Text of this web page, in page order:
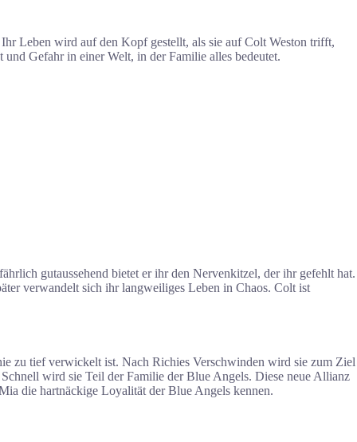
Leben wird auf den Kopf gestellt, als sie auf Colt Weston trifft,
Gefahr in einer Welt, in der Familie alles bedeutet.
gutaussehend bietet er ihr den Nervenkitzel, der ihr gefehlt hat.
verwandelt sich ihr langweiliges Leben in Chaos. Colt ist
zu tief verwickelt ist. Nach Richies Verschwinden wird sie zum Ziel
wird sie Teil der Familie der Blue Angels. Diese neue Allianz
die hartnäckige Loyalität der Blue Angels kennen.